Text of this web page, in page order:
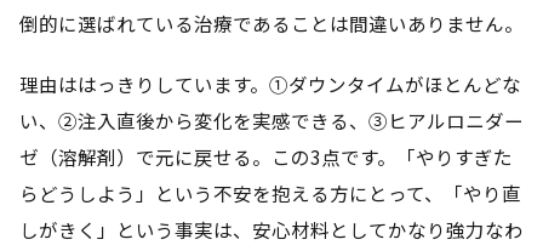
倒的に選ばれている治療であることは間違いありません。
理由ははっきりしています。①ダウンタイムがほとんどな
い、②注入直後から変化を実感できる、③ヒアルロニダー
ゼ（溶解剤）で元に戻せる。この3点です。「やりすぎた
らどうしよう」という不安を抱える方にとって、「やり直
しがきく」という事実は、安心材料としてかなり強力なわ